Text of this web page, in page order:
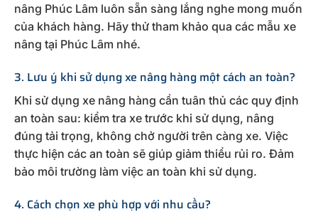
nâng Phúc Lâm luôn sẵn sàng lắng nghe mong muốn
của khách hàng. Hãy thử tham khảo qua các mẫu xe
nâng tại Phúc Lâm nhé.
3. Lưu ý khi sử dụng xe nâng hàng một cách an toàn?
Khi sử dụng xe nâng hàng cần tuân thủ các quy định
an toàn sau: kiểm tra xe trước khi sử dụng, nâng
đúng tải trọng, không chở người trên càng xe. Việc
thực hiện các an toàn sẽ giúp giảm thiểu rủi ro. Đảm
bảo môi trường làm việc an toàn khi sử dụng.
4. Cách chọn xe phù hợp với nhu cầu?